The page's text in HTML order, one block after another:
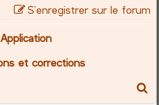
S’enregistrer sur le forum
Application
et corrections